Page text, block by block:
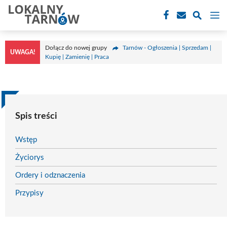
Przejdź
treści
UWAGA!
Dołącz do nowej grupy
Tarnów - Ogłoszenia | Sprzedam |
Kupię | Zamienię | Praca
Spis treści
Wstęp
Życiorys
Ordery i odznaczenia
Przypisy